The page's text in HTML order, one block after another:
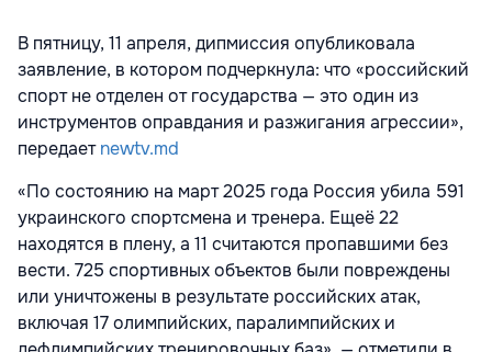
В пятницу, 11 апреля, дипмиссия опубликовала
заявление, в котором подчеркнула: что «российский
спорт не отделен от государства — это один из
инструментов оправдания и разжигания агрессии»,
передаетnewtv.md
«По состоянию на март 2025 года Россия убила 591
украинского спортсмена и тренера. Ещеё 22
находятся в плену, а 11 считаются пропавшими без
вести. 725 спортивных объектов были повреждены
или уничтожены в результате российских атак,
включая 17 олимпийских, паралимпийских и